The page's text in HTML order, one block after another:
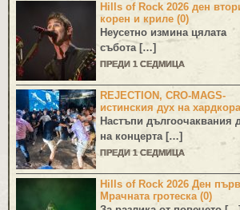
Hills of Rock 2026 ден
корен и криле (0)
Неусетно измина цялата
събота […]
ПРЕДИ 1 СЕДМИЦА
REJECTION, CRO-MAGS-
истинския дух на
Настъпи дългоочаквания
на концерта […]
ПРЕДИ 1 СЕДМИЦА
Hills of Rock 2026 Ден
Мрачната гротеска (0)